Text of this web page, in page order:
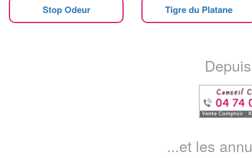
Stop Odeur Tigre du Platane
...et les